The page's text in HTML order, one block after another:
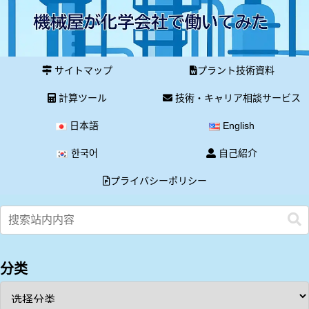
サイトマップ プラント技術資料
計算ツール 技術・キャリア相談サービス
日本語 English
한국어 自己紹介
プライバシーポリシー
分类